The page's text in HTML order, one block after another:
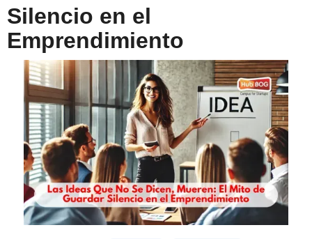
Silencio en el
Emprendimiento